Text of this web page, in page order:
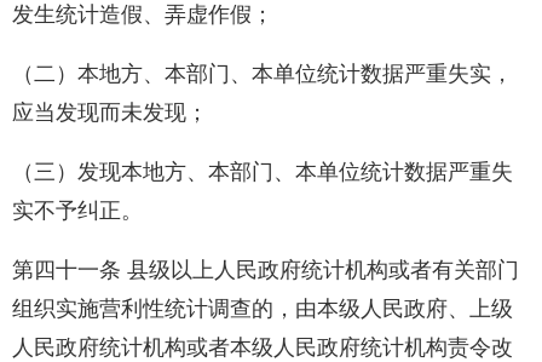
发生统计造假、弄虚作假；
（二）本地方、本部门、本单位统计数据严重失实，
应当发现而未发现；
（三）发现本地方、本部门、本单位统计数据严重失
实不予纠正。
第四十一条 县级以上人民政府统计机构或者有关部门
组织实施营利性统计调查的，由本级人民政府、上级
人民政府统计机构或者本级人民政府统计机构责令改